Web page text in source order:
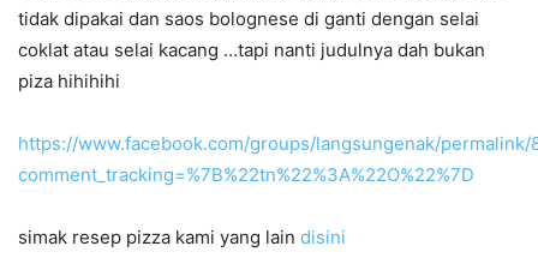
tidak dipakai dan saos bolognese di ganti dengan selai
coklat atau selai kacang …tapi nanti judulnya dah bukan
piza hihihihi
https://www.facebook.com/groups/langsungenak/
comment_tracking=%7B%22tn%22%3A%22O%22%7D
simak resep pizza kami yang lain disini